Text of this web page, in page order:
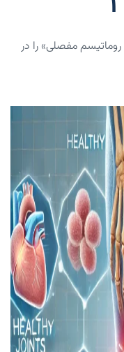
مفصلی» را در